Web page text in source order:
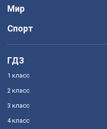
Мир
Спорт
ГДЗ
1 класс
2 класс
3 класс
4 класс